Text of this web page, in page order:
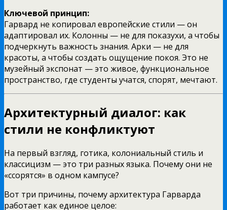
Ключевой принцип:
Гарвард не копировал европейские стили — он
адаптировал их. Колонны — не для показухи, а чтобы
подчеркнуть важность знания. Арки — не для
красоты, а чтобы создать ощущение покоя. Это не
музейный экспонат — это живое, функциональное
пространство, где студенты учатся, спорят, мечтают.
Архитектурный диалог: как
стили не конфликтуют
На первый взгляд, готика, колониальный стиль и
классицизм — это три разных языка. Почему они не
«ссорятся» в одном кампусе?
Вот три причины, почему архитектура Гарварда
работает как единое целое: